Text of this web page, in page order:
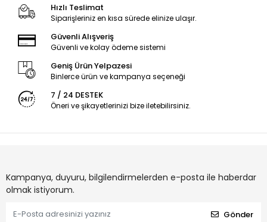
Hızlı Teslimat
Siparişleriniz en kısa sürede elinize ulaşır.
Güvenli Alışveriş
Güvenli ve kolay ödeme sistemi
Geniş Ürün Yelpazesi
Binlerce ürün ve kampanya seçeneği
7 / 24 DESTEK
Öneri ve şikayetlerinizi bize iletebilirsiniz.
Kampanya, duyuru, bilgilendirmelerden e-posta ile haberdar
olmak istiyorum.
Gönder